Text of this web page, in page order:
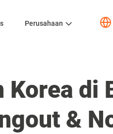
Perusahaan
Korea di
&